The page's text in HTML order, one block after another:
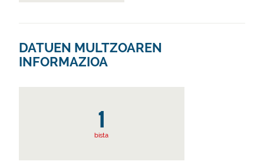
DATUEN MULTZOAREN
INFORMAZIOA
1
bista